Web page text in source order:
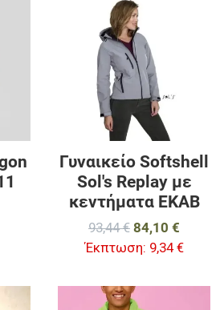
Προσθήκη στα αγαπημένα
Προσθήκη για σύγκριση
Γρήγορη ματιά
Γυναικείο Softshell
Sol's Replay με
κεντήματα ΕΚΑΒ
93,44 € 84,10 €
Έκπτωση: 9,34 €
Προσθήκη στα αγαπημένα